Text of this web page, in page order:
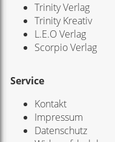
Trinity Verlag
Trinity Kreativ
L.E.O Verlag
Scorpio Verlag
Service
Kontakt
Impressum
Datenschutz